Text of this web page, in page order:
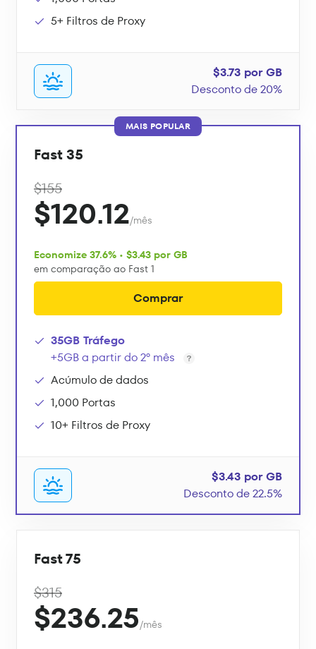
5+ Filtros de Proxy
$3.73 por GB
Desconto de 20%
MAIS POPULAR
Fast 35
$155
$120.12/mês
Economize 37.6% • $3.43 por GB
em comparação ao Fast 1
Comprar
35GB Tráfego
+5GB a partir do 2º mês
Acúmulo de dados
1,000 Portas
10+ Filtros de Proxy
$3.43 por GB
Desconto de 22.5%
Fast 75
$315
$236.25/mês